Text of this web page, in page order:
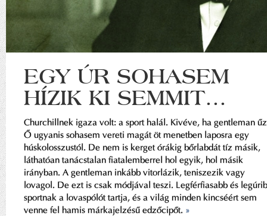
EGY ÚR SOHASEM
HÍZIK KI SEMMIT...
Churchillnek igaza volt: a sport halál. Kivéve, ha gentleman
Ő ugyanis sohasem vereti magát öt menetben laposra egy
húskolosszustól. De nem is kerget órákig bőrlabdát tíz másik,
láthatóan tanácstalan fiatalemberrel hol egyik, hol másik
irányban. A gentleman inkább vitorlázik, teniszezik vagy
lovagol. De ezt is csak módjával teszi. Legférfiasabb és
sportnak a lovaspólót tartja, és a világ minden kincséért sem
venne fel hamis márkajelzésű edzőcipőt. »